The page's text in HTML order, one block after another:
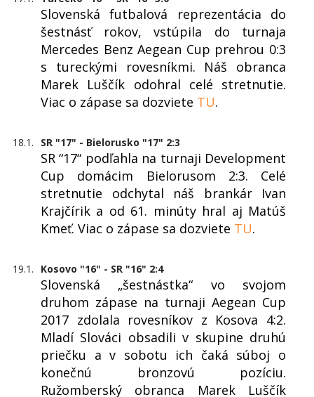
Slovenská futbalová reprezentácia do
šestnásť rokov, vstúpila do turnaja
Mercedes Benz Aegean Cup prehrou 0:3
s tureckými rovesníkmi. Náš obranca
Marek Luščík odohral celé stretnutie.
Viac o zápase sa dozviete TU.
18.1. SR "17" - Bielorusko "17" 2:3
SR “17“ podľahla na turnaji Development
Cup domácim Bielorusom 2:3. Celé
stretnutie odchytal náš brankár Ivan
Krajčírik a od 61. minúty hral aj Matúš
Kmeť. Viac o zápase sa dozviete TU.
19.1. Kosovo "16" - SR "16" 2:4
Slovenská „šestnástka“ vo svojom
druhom zápase na turnaji Aegean Cup
2017 zdolala rovesníkov z Kosova 4:2.
Mladí Slováci obsadili v skupine druhú
priečku a v sobotu ich čaká súboj o
konečnú bronzovú pozíciu.
Ružomberský obranca Marek Luščík